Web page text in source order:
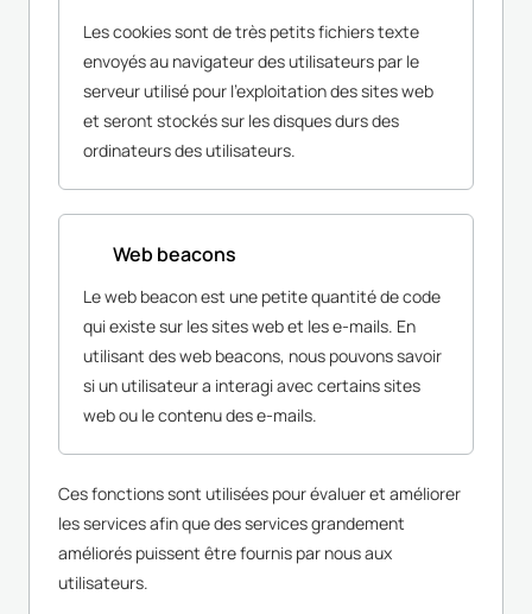
Les cookies sont de très petits fichiers texte
envoyés au navigateur des utilisateurs par le
serveur utilisé pour l'exploitation des sites web
et seront stockés sur les disques durs des
ordinateurs des utilisateurs.
Web beacons
Le web beacon est une petite quantité de code
qui existe sur les sites web et les e-mails. En
utilisant des web beacons, nous pouvons savoir
si un utilisateur a interagi avec certains sites
web ou le contenu des e-mails.
Ces fonctions sont utilisées pour évaluer et améliorer
les services afin que des services grandement
améliorés puissent être fournis par nous aux
utilisateurs.